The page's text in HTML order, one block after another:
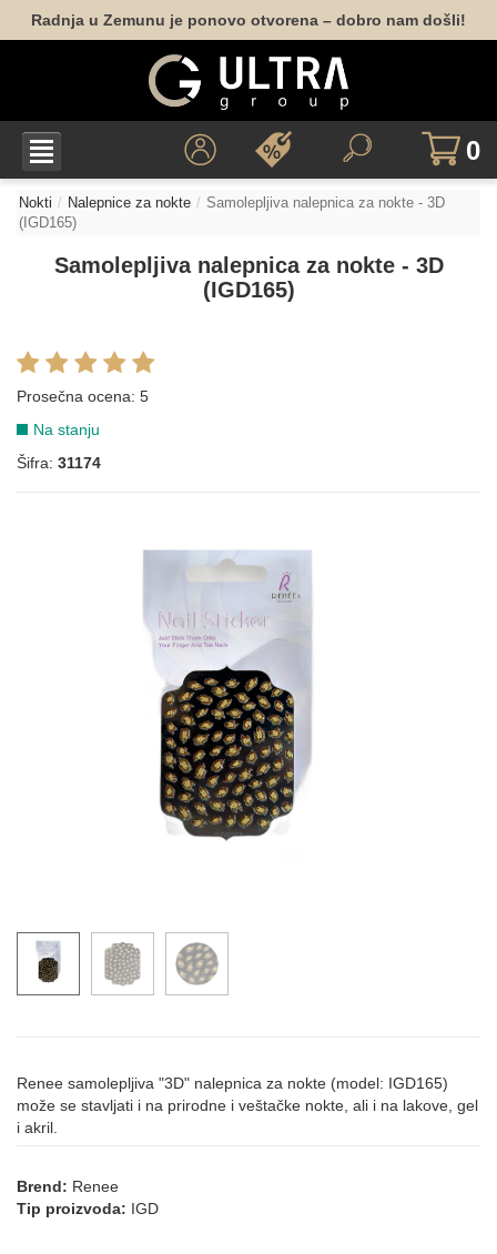
Radnja u Zemunu je ponovo otvorena – dobro nam došli!
0
Nokti Nalepnice za nokte
Samolepljiva nalepnica za nokte - 3D
(IGD165)
Samolepljiva nalepnica za nokte - 3D
(IGD165)
Prosečna ocena: 5
Na stanju
Šifra: 31174
Renee samolepljiva "3D" nalepnica za nokte (model: IGD165)
može se stavljati i na prirodne i veštačke nokte, ali i na lakove, gel
i akril.
Brend: Renee
Tip proizvoda: IGD